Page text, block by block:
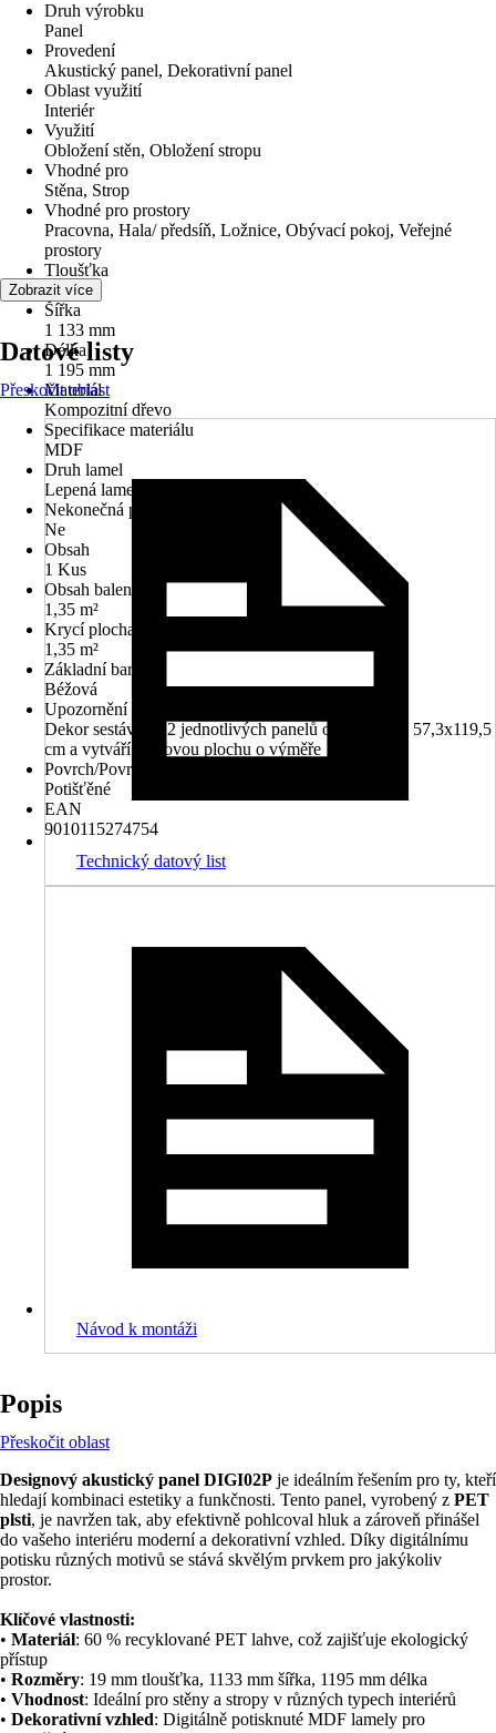
Druh výrobku
Panel
Provedení
Akustický panel, Dekorativní panel
Oblast využití
Interiér
Využití
Obložení stěn, Obložení stropu
Vhodné pro
Stěna, Strop
Vhodné pro prostory
Pracovna, Hala/ předsíň, Ložnice, Obývací pokoj, Veřejné
prostory
Tloušťka
19 mm
Šířka
1 133 mm
Délka
1 195 mm
Materiál
Kompozitní dřevo
Specifikace materiálu
MDF
Druh lamel
Lepená lamela, Jednostranné
Nekonečná pokládka
Ne
Obsah
1 Kus
Obsah balení
1,35 m²
Krycí plocha
1,35 m²
Základní barva
Béžová
Upozornění
Dekor sestává ze 2 jednotlivých panelů o rozměrech 57,3x119,5
cm a vytváří celkovou plochu o výměře 1,35 m².
Povrch/Povrchová úprava
Potišťěné
EAN
9010115274754
Zobrazit více
Datové listy
Přeskočit oblast
Technický datový list
Návod k montáži
Popis
Přeskočit oblast
Designový akustický panel DIGI02P je ideálním řešením pro ty, kteří
hledají kombinaci estetiky a funkčnosti. Tento panel, vyrobený z PET
plsti, je navržen tak, aby efektivně pohlcoval hluk a zároveň přinášel
do vašeho interiéru moderní a dekorativní vzhled. Díky digitálnímu
potisku různých motivů se stává skvělým prvkem pro jakýkoliv
prostor.
Klíčové vlastnosti:
• Materiál: 60 % recyklované PET lahve, což zajišťuje ekologický
přístup
• Rozměry: 19 mm tloušťka, 1133 mm šířka, 1195 mm délka
• Vhodnost: Ideální pro stěny a stropy v různých typech interiérů
• Dekorativní vzhled: Digitálně potisknuté MDF lamely pro